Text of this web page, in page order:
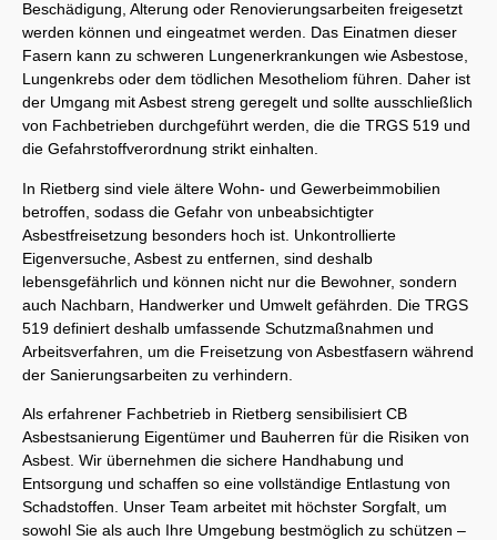
Beschädigung, Alterung oder Renovierungsarbeiten freigesetzt
werden können und eingeatmet werden. Das Einatmen dieser
Fasern kann zu schweren Lungenerkrankungen wie Asbestose,
Lungenkrebs oder dem tödlichen Mesotheliom führen. Daher ist
der Umgang mit Asbest streng geregelt und sollte ausschließlich
von Fachbetrieben durchgeführt werden, die die TRGS 519 und
die Gefahrstoffverordnung strikt einhalten.
In Rietberg sind viele ältere Wohn- und Gewerbeimmobilien
betroffen, sodass die Gefahr von unbeabsichtigter
Asbestfreisetzung besonders hoch ist. Unkontrollierte
Eigenversuche, Asbest zu entfernen, sind deshalb
lebensgefährlich und können nicht nur die Bewohner, sondern
auch Nachbarn, Handwerker und Umwelt gefährden. Die TRGS
519 definiert deshalb umfassende Schutzmaßnahmen und
Arbeitsverfahren, um die Freisetzung von Asbestfasern während
der Sanierungsarbeiten zu verhindern.
Als erfahrener Fachbetrieb in Rietberg sensibilisiert CB
Asbestsanierung Eigentümer und Bauherren für die Risiken von
Asbest. Wir übernehmen die sichere Handhabung und
Entsorgung und schaffen so eine vollständige Entlastung von
Schadstoffen. Unser Team arbeitet mit höchster Sorgfalt, um
sowohl Sie als auch Ihre Umgebung bestmöglich zu schützen –